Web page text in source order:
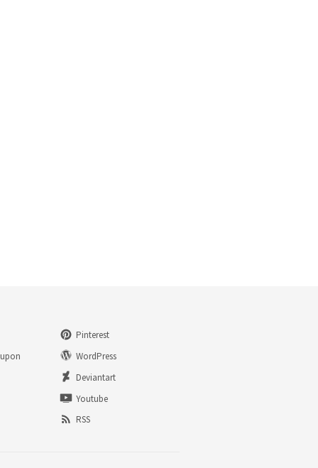
Pinterest
WordPress
Deviantart
Youtube
RSS